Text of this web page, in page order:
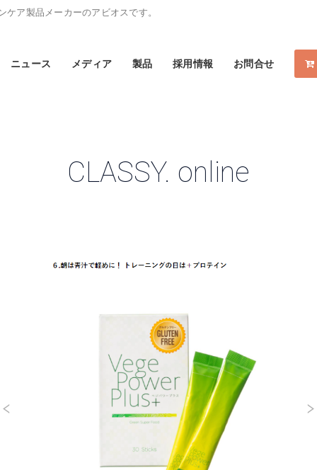
ア製品メーカーのアビオスです。
ニュース メディア 製品 採用情報 お問合せ
CLASSY. online